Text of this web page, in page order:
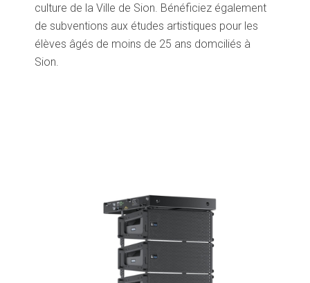
culture de la Ville de Sion. Bénéficiez également
de subventions aux études artistiques pour les
élèves âgés de moins de 25 ans domciliés à
Sion.